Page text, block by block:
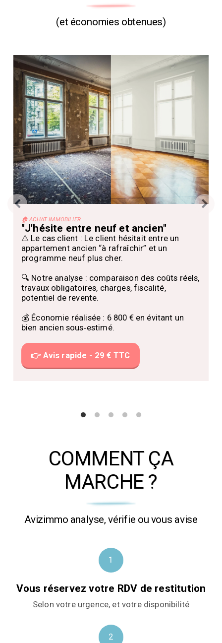
(et économies obtenues)
🏠 ACHAT IMMOBILIER
"J'hésite entre neuf et ancien"
⚠️ Le cas client : Le client hésitait entre un
appartement ancien “à rafraîchir” et un
programme neuf plus cher.
🔍 Notre analyse : comparaison des coûts réels,
travaux obligatoires, charges, fiscalité,
potentiel de revente.
💰 Économie réalisée : 6 800 € en évitant un
bien ancien sous‑estimé.
👉 Avis rapide - 29 € TTC
COMMENT ÇA
MARCHE ?
Avizimmo analyse, vérifie ou vous avise
1
Vous réservez votre RDV de restitution
Selon votre urgence, et votre disponibilité
2